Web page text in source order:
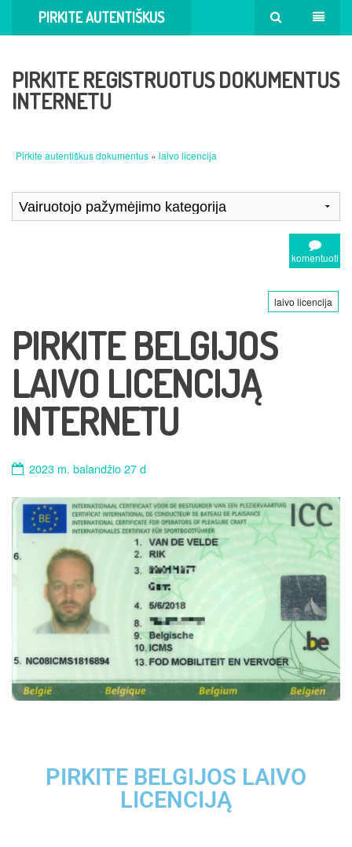
PIRKITE AUTENTIŠKUS
PIRKITE REGISTRUOTUS DOKUMENTUS
INTERNETU
Pirkite autentiškus dokumentus » laivo licencija
komentuoti
laivo licencija
PIRKITE BELGIJOS
LAIVO LICENCIJĄ
INTERNETU
2023 m. balandžio 27 d
PIRKITE BELGIJOS LAIVO
LICENCIJĄ